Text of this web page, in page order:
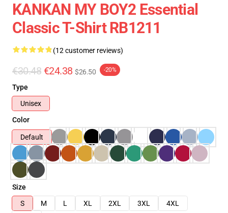
KANKAN MY BOY2 Essential
Classic T-Shirt RB1211
(12 customer reviews)
€30.48 €24.38 $26.50 -20%
Type
Unisex
Color
Default
Size
S
M L XL 2XL 3XL
4XL